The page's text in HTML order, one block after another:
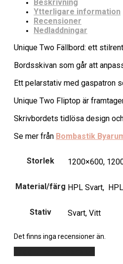
Beskrivning
Ytterligare information
Recensioner
Nedladdningar
Unique Two Fällbord: ett
Bordsskivan som går att
Ett pelarstativ med gaspatron
Unique Two Fliptop är
Skrivbordets tidlösa design
Se mer från Bombastik
Storlek 1200×600,
Material/färg HPL Svart,
Stativ Svart, Vitt
Det finns inga recensioner än.